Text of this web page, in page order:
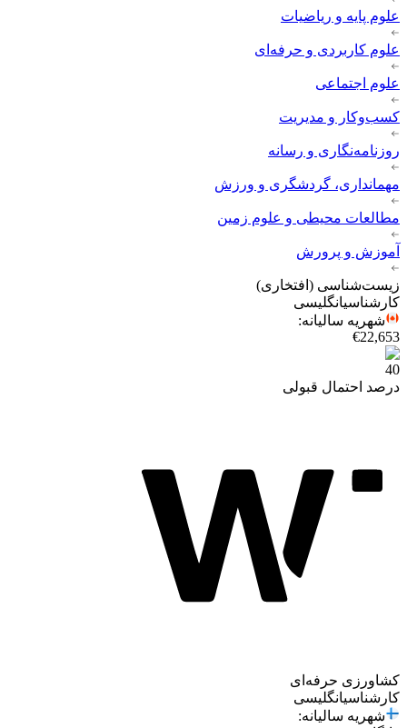
علوم پایه و ریاضیات
علوم کاربردی و حرفه‌ای
علوم اجتماعی
کسب‌وکار و مدیریت
روزنامه‌نگاری و رسانه
مهمانداری، گردشگری و ورزش
مطالعات محیطی و علوم زمین
آموزش و پرورش
زیست‌شناسی (افتخاری)
کارشناسیانگلیسی
شهریه سالیانه:
€22,653
40
درصد احتمال قبولی
کشاورزی حرفه‌ای
کارشناسیانگلیسی
شهریه سالیانه: